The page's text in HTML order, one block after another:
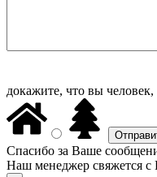
докажите, что вы
Спасибо за Ваше
Наш менеджер свяжется